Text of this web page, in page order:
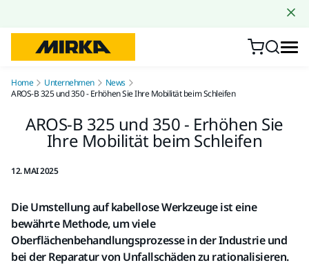
Home Unternehmen
News
AROS-B 325 und 350 - Erhöhen Sie Ihre Mobilität beim Schleifen
AROS-B 325 und 350 - Erhöhen Sie
Ihre Mobilität beim Schleifen
12. MAI 2025
Die Umstellung auf kabellose Werkzeuge ist eine
bewährte Methode, um viele
Oberflächenbehandlungsprozesse in der Industrie und
bei der Reparatur von Unfallschäden zu rationalisieren.